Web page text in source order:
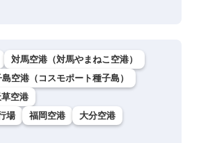
対馬空港（対馬やまねこ空港）
空港（コスモポート種子島）
草空港
場 福岡空港
大分空港